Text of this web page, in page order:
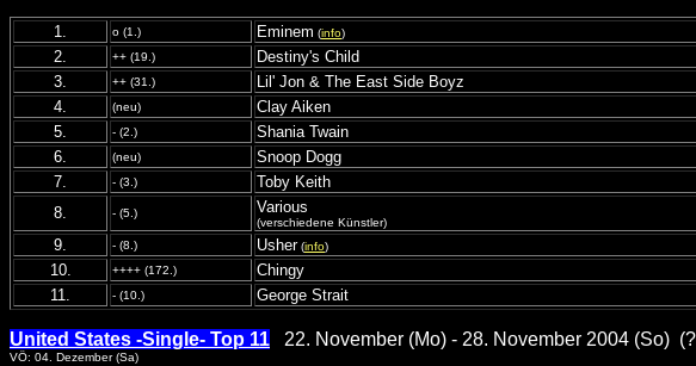
1. o (1.) Eminem (info)
2.
++ (19.) Destiny's Child
3.
++ (31.) Lil' Jon & The East Side Boyz
4.
(neu) Clay Aiken
5.
- (2.) Shania Twain
6.
(neu) Snoop Dogg
7.
- (3.) Toby Keith
8.
- (5.) Various
(verschiedene Künstler)
9.
- (8.) Usher(info)
10.
++++ (172.) Chingy
11.
- (10.) George Strait
United States -Single- Top 11 22. November (Mo) - 28. November 2004 (So)
VÖ: 04. Dezember (Sa)